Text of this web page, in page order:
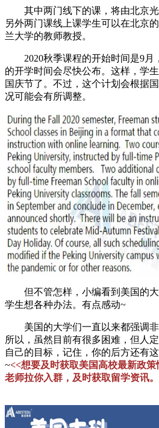
其中两门线下的课，将由北京光
另外两门课线上课学生可以在北京
兰大学的教师教授。
2020秋季课程的开始时间是9月
的开学时间会尽快公布。这样，学
国庆节了。不过，这个计划会根据
况可能会有所调整。
但不管怎样，小编看到美国的大
学生想各种办法。有点感动~
美国的大学们一直以来都强调非
所以，虽然目前有很多困难，但人
自己的目标，记住，你的后方还有
~<<想要及时获取美国高校最新政策
老师拉你入群，及时获取留学资讯